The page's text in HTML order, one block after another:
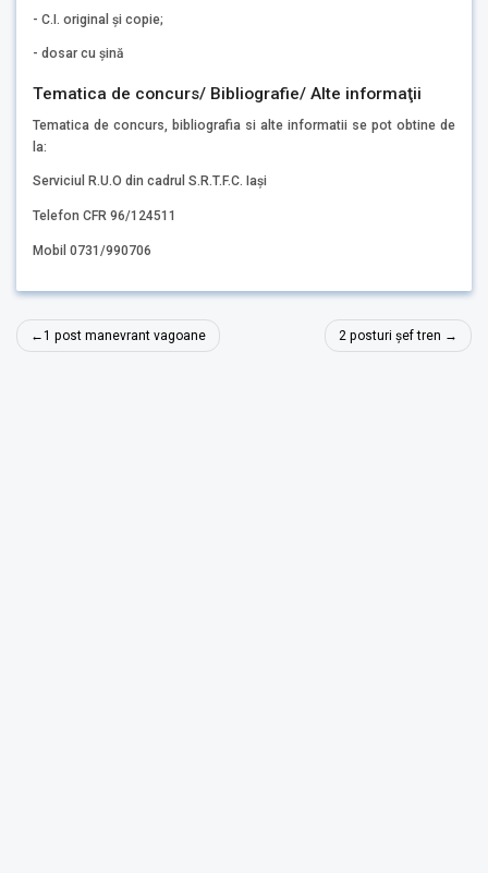
- C.I. original și copie;
- dosar cu șină
Tematica de concurs/ Bibliografie/ Alte informaţii
Tematica de concurs, bibliografia si alte informatii se pot obtine de
la:
Serviciul R.U.O din cadrul S.R.T.F.C. Iași
Telefon CFR 96/124511
Mobil 0731/990706
Navigare
în
1 post manevrant vagoane 2 posturi șef tren